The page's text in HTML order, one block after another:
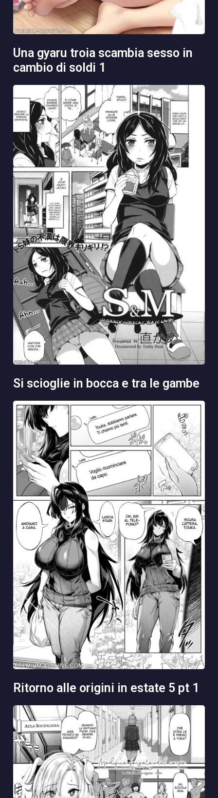
una gyaru troia scambia sesso in
cambio di soldi 1
si scioglie in bocca e tra le gambe
ritorno alle origini in estate 5 pt 1